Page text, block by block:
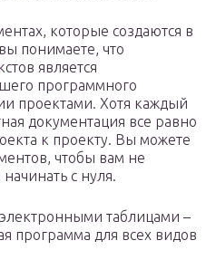
которые создаются в
понимаете, что
является
программного
проектами. Хотя каждый
документация все равно
к проекту. Вы можете
чтобы вам не
с нуля.
таблицами –
программа для всех видов